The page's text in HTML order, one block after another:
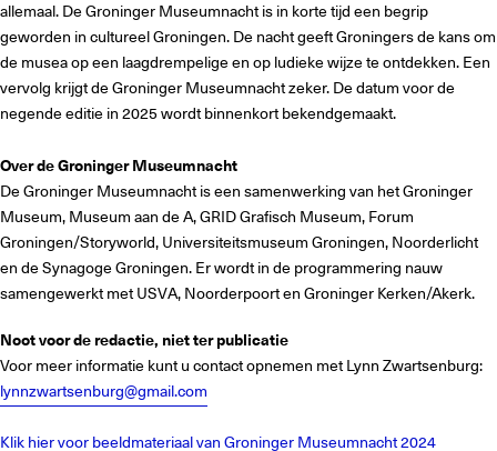
allemaal. De Groninger Museumnacht is in korte tijd een begrip
geworden in cultureel Groningen. De nacht geeft Groningers de kans om
de musea op een laagdrempelige en op ludieke wijze te ontdekken. Een
vervolg krijgt de Groninger Museumnacht zeker. De datum voor de
negende editie in 2025 wordt binnenkort bekendgemaakt.
Over de Groninger Museumnacht
De Groninger Museumnacht is een samenwerking van het Groninger
Museum, Museum aan de A, GRID Grafisch Museum, Forum
Groningen/Storyworld, Universiteitsmuseum Groningen, Noorderlicht
en de Synagoge Groningen. Er wordt in de programmering nauw
samengewerkt met USVA, Noorderpoort en Groninger Kerken/Akerk.
Noot voor de redactie, niet ter publicatie
Voor meer informatie kunt u contact opnemen met Lynn Zwartsenburg:
lynnzwartsenburg@gmail.com
Klik hier voor beeldmateriaal van Groninger Museumnacht 2024